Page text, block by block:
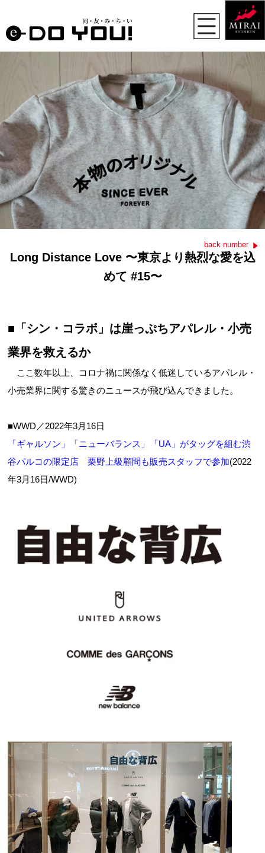
back number
Long Distance Love 〜東京より熱烈な愛を込
めて #15〜
■「シン・コラボ」は崖っぷちアパレル・小売
業界を救えるか
ここ数年以上、コロナ禍に関係なく低迷しているアパレル・
小売業界に関する驚きのニュースが飛び込んできました。
■WWD／2022年3月16日
「ギャルソン」「ニューバランス」「UA」がタッグを組む渋
谷パルコの限定店 栗野上級顧問も販売スタッフで参加(2022
年3月16日/WWD)